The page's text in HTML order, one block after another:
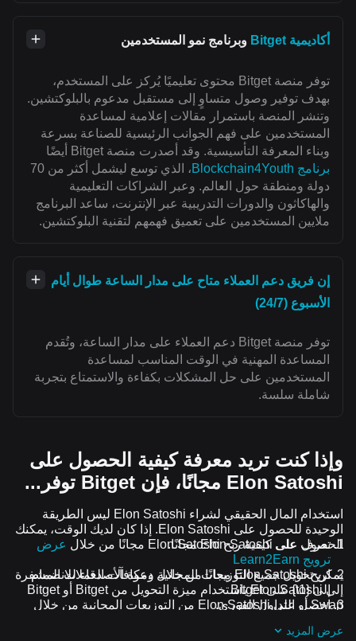
أكاديمية Bitget وبرنامج نمو المستخدمين
توفر منصة Bitget محتوى تعليميًا يُركز على المستخدم،
بهدف توفير وصول متساوٍ إلى مستقبل مدعوم بالبلوكتشين.
وتنشر المنصة باستمرار مقالات إعلامية لمساعدة
المستخدمين على فهم الجوانب الرئيسية للصناعة بسرعة
وبناء المعرفة التأسيسية. وقد أصدرت منصة Bitget أيضًا
برنامج Blockchain4Youth
، الذي توسع ليشمل أكثر من 70
دولة ومنطقة حول العالم. وعبر الشراكات التعليمية
والهاكاثون والدورات التدريبية عبر الإنترنت، ساعد البرنامج
ملايين المستخدمين على تعميق فهمهم لتقنية البلوكتشين.
إن فريق دعم العملاء متاح على مدار الساعة طوال أيام
الأسبوع (24/7)
توفر منصة Bitget دعم العملاء على مدار الساعة، وتُقدم
المساعدة المهنية في الوقت المناسب لمساعدة
المستخدمين على حل المشكلات بكفاءة والاستمتاع بتجربة
شاملة سلسة.
وإذا كنت تريد معرفة كيفية الحصول على
Elon Satoshi مجانًا، فإن Bitget توفر...
استخدام المال الحقيقي لشراء Elon Satoshi ليس الطريقة
الوحيدة للحصول على Elon Satoshi. إذا كان لديك الوقت، يمكنك
الحصول على Elon Satoshi مجانًا.
تعرف على كيفية ربح Elon Satoshi مجانًا من خلال
عرض
ترويج Learn2Earn
اربح Elon Satoshi مجانًا من خلال دعوة الأصدقاء للانضمام
إلى {1\} على Bitget
احصل على Elon Satoshi من التوزيعات المجانية من خلال
يمكن تحويل جميع التوزيعات المجانية ومكافآت العملات المشفرة
إلى Elon Satoshi باستخدام ميزة التحويل من Bitget أو Bitget
Swap أو التداول الفوري.
عرض المزيد